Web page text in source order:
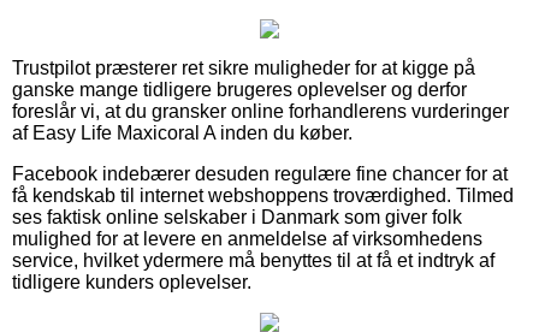
Trustpilot præsterer ret sikre muligheder for at kigge på
ganske mange tidligere brugeres oplevelser og derfor
foreslår vi, at du gransker online forhandlerens vurderinger
af Easy Life Maxicoral A inden du køber.
Facebook indebærer desuden regulære fine chancer for at
få kendskab til internet webshoppens troværdighed. Tilmed
ses faktisk online selskaber i Danmark som giver folk
mulighed for at levere en anmeldelse af virksomhedens
service, hvilket ydermere må benyttes til at få et indtryk af
tidligere kunders oplevelser.